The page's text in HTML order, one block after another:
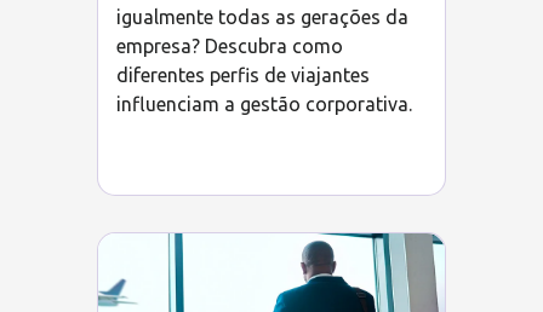
igualmente todas as gerações da
empresa? Descubra como
diferentes perfis de viajantes
influenciam a gestão corporativa.